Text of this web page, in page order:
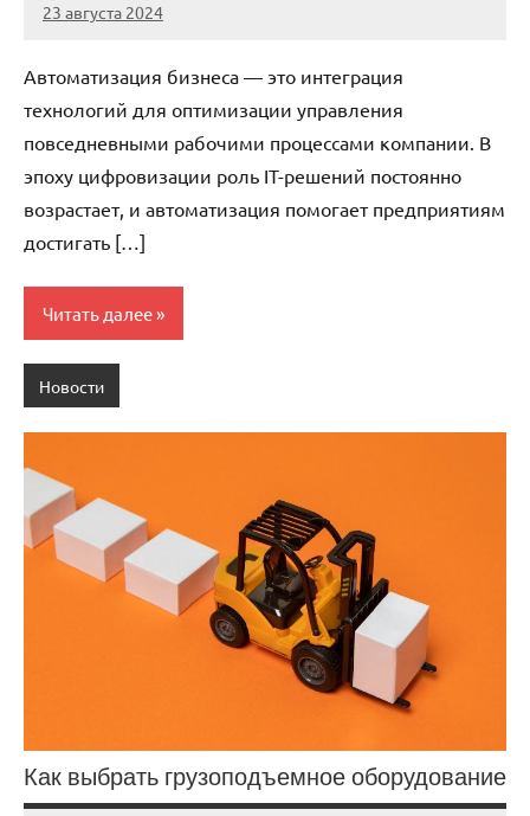
23 августа 2024
Avtor
Нет
Автоматизация бизнеса — это интеграция
технологий для оптимизации управления
повседневными рабочими процессами компании. В
эпоху цифровизации роль IT-решений постоянно
возрастает, и автоматизация помогает предприятиям
достигать […]
Читать далее
Новости
Как выбрать грузоподъемное оборудование